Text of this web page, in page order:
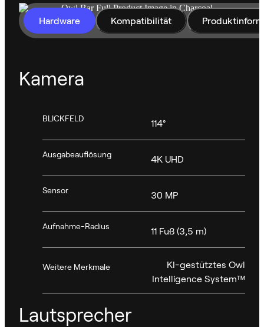
Hardware Kompatibilität
Kamera
BLICKFELD 114°
Ausgabeauflösung 4K UHD
Sensor 30 MP
Aufnahme-Radius 11 Fuß (3,5 m)
Weitere Merkmale
KI-gestütztes Owl
Intelligence System™
Lautsprecher